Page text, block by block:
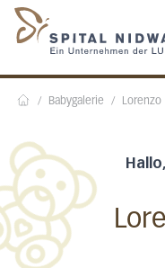
/ Babygalerie / Lorenzo